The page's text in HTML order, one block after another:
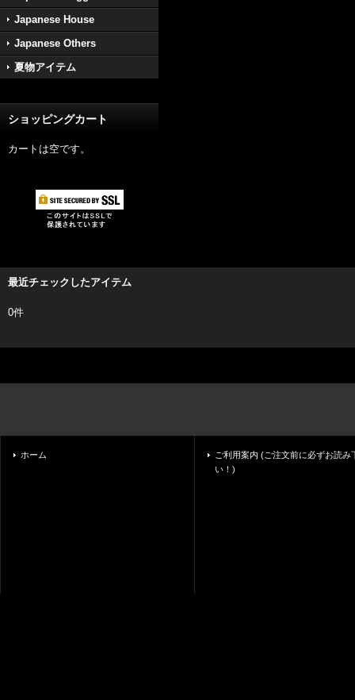
Japanese House
Japanese Others
夏物アイテム
ショッピングカート
カートは空です。
最近チェックしたアイテム
0件
ホーム
ご利用案内 (ご注文前に必ずお読み
い！)